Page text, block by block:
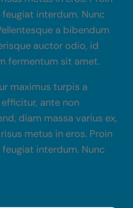
feugiat interdum. Nunc
a bibendum
auctor odio, id
fermentum sit amet.
maximus turpis a
ante non
diam massa varius ex,
metus in eros. Proin
feugiat interdum. Nunc